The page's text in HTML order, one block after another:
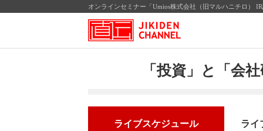
オンラインセミナー「Umios株式会社（旧マルハニチロ）
「投資」と「会
ライブスケジュール ライ